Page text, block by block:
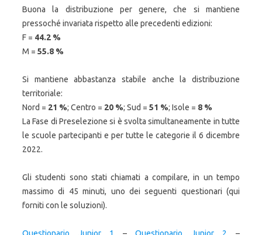
Buona la distribuzione per genere, che si mantiene
pressoché invariata rispetto alle precedenti edizioni:
F = 44.2 %
M = 55.8 %
Si mantiene abbastanza stabile anche la distribuzione
territoriale:
Nord = 21 %; Centro = 20 %; Sud = 51 %; Isole = 8 %
La Fase di Preselezione si è svolta simultaneamente in tutte
le scuole partecipanti e per tutte le categorie il 6 dicembre
2022.
Gli studenti sono stati chiamati a compilare, in un tempo
massimo di 45 minuti, uno dei seguenti questionari (qui
forniti con le soluzioni).